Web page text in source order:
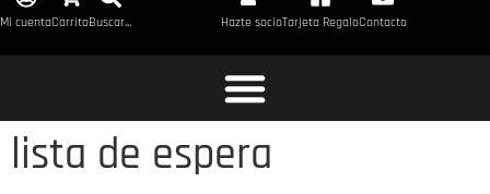
Mi cuentaCarritoBuscar... Hazte socioTarjeta RegaloContacto
lista de espera